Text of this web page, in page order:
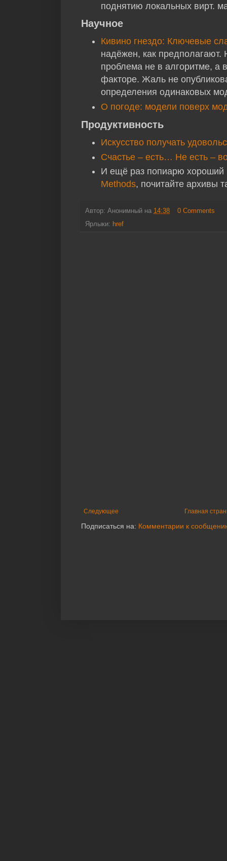
поднятию локальных вирт.
Научное
Кивино гнездо: Ключевые
надёжен, как предполагают.
проблема не в алгоритме, а
факторе. Жаль не
определения одинаковых
О погоде: модели поверх
Продуктивность
Искусство получать
Счастье – есть… Не есть –
И ещё раз попиарю хороший
Methods, почитайте архивы
Автор: Анонимный на 14:38
0 Comments
Ярлыки: href
Следующее Главная
Подписаться на: Комментарии к